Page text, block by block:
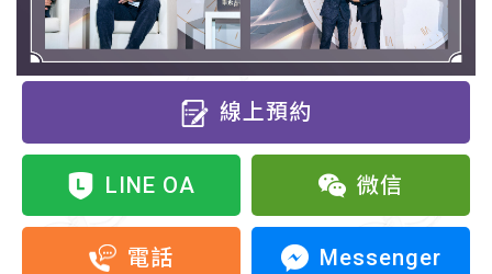
線上預約
LINE OA 微信
電話 Messenger